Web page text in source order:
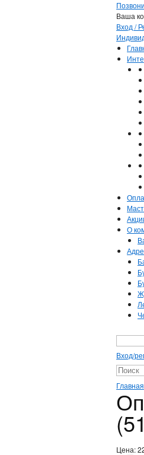
Ваша
Вход /
О
Вход/
Главная
Цена: